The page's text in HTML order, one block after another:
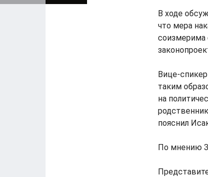
В ходе
что мера
соизмерима
Вице-
таким
на
пояснил
По мнению